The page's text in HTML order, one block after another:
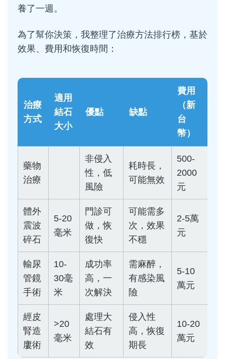
養了一週。
為了幫你決策，我整理了治療方法排行榜，基於
效果、費用和恢復時間：
治療
方式
適用
結石
大小
優點 缺點
費用
（新
台
幣）
藥物
治療
非侵入
性，低
風險
耗時長，
可能無效
500-
2000
元
體外
震波
碎石
5-20
毫米
門診可
做，恢
復快
可能需多
次，效果
不穩
2-5萬
元
輸尿
管鏡
手術
10-
30毫
米
成功率
高，一
次解決
需麻醉，
有感染風
險
5-10
萬元
經皮
腎造
廔術
>20
毫米
處理大
結石有
效
侵入性
高，恢復
期長
10-20
萬元